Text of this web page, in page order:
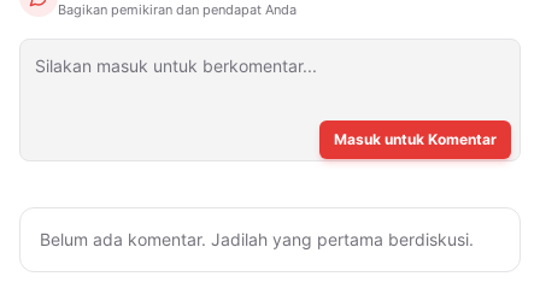
Bagikan pemikiran dan pendapat Anda
Masuk untuk Komentar
Belum ada komentar. Jadilah yang pertama berdiskusi.